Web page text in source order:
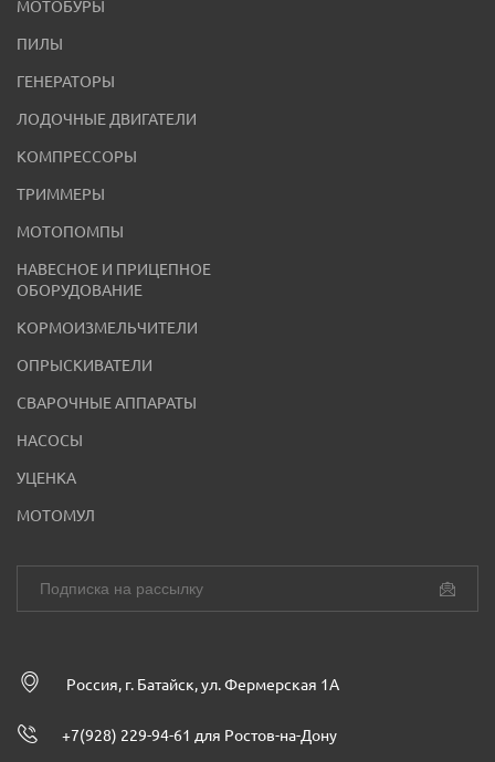
МОТОБУРЫ
ПИЛЫ
ГЕНЕРАТОРЫ
ЛОДОЧНЫЕ ДВИГАТЕЛИ
КОМПРЕССОРЫ
ТРИММЕРЫ
МОТОПОМПЫ
НАВЕСНОЕ И ПРИЦЕПНОЕ
ОБОРУДОВАНИЕ
КОРМОИЗМЕЛЬЧИТЕЛИ
ОПРЫСКИВАТЕЛИ
СВАРОЧНЫЕ АППАРАТЫ
НАСОСЫ
УЦЕНКА
МОТОМУЛ
Россия, г. Батайск, ул. Фермерская 1А
+7(928) 229-94-61 для Ростов-на-Дону